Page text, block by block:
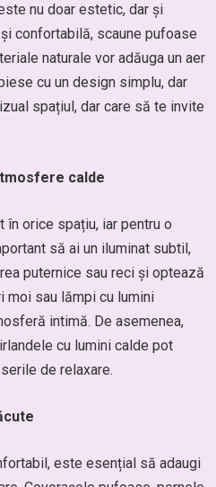
nu doar estetic, dar și
confortabilă, scaune pufoase
naturale vor adăuga un aer
cu un design simplu, dar
spațiul, dar care să te invite
calde
în orice spațiu, iar pentru o
să ai un iluminat subtil,
puternice sau reci și optează
moi sau lămpi cu lumini
intimă. De asemenea,
cu lumini calde pot
de relaxare.
este esențial să adaugi